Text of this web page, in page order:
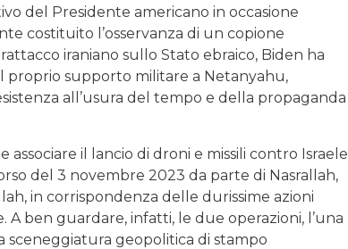
del Presidente americano in occasione
costituito l’osservanza di un copione
iraniano sullo Stato ebraico, Biden ha
proprio supporto militare a Netanyahu,
all’usura del tempo e della propaganda
il lancio di droni e missili contro Israele
del 3 novembre 2023 da parte di Nasrallah,
in corrispondenza delle durissime azioni
ben guardare, infatti, le due operazioni, l’una
sceneggiatura geopolitica di stampo